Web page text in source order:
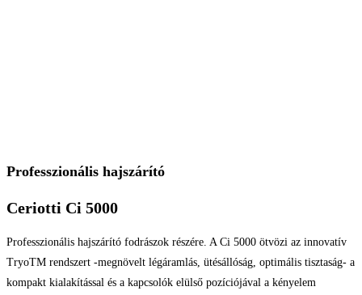
Professzionális hajszárító
Ceriotti Ci 5000
Professzionális hajszárító fodrászok részére. A Ci 5000 ötvözi az innovatív
TryoTM rendszert -megnövelt légáramlás, ütésállóság, optimális tisztaság- a
kompakt kialakítással és a kapcsolók elülső pozíciójával a kényelem